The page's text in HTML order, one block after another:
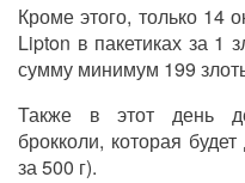
Кроме этого, только 14
Lipton в пакетиках за 1
сумму минимум 199
Также в этот день
брокколи, которая
за 500 г).